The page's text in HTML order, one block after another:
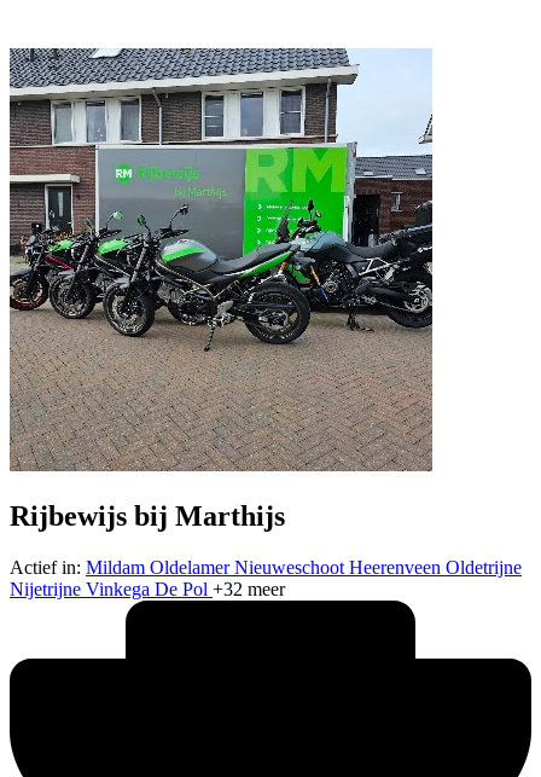
Rijbewijs bij Marthijs
Actief in: Mildam OldelamerNieuweschoot Heerenveen Oldetrijne
Nijetrijne Vinkega De Pol +32 meer